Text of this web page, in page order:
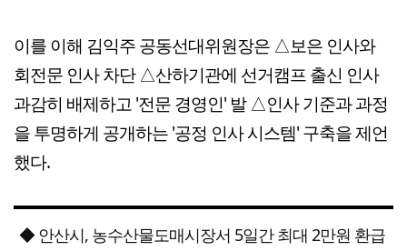
이를 이해 김익주 공동선대위원장은 △보은 인사와
회전문 인사 차단 △산하기관에 선거캠프 출신 인사
과감히 배제하고 '전문 경영인' 발 △인사 기준과 과정
을 투명하게 공개하는 '공정 인사 시스템' 구축을 제언
했다.
◆ 안산시, 농수산물도매시장서 5일간 최대 2만원 환급